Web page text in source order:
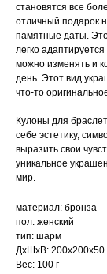
становятся все
отличный подарок
памятные даты.
легко
можно изменять и
день. Этот вид
что-то
Кулоны для
себе эстетику,
выразить свои
уникальное
мир.
материал: бронза
пол: женский
тип: шарм
ДxШxВ:
Вес: 100 г